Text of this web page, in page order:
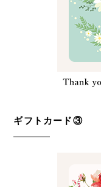
ギフトカード③